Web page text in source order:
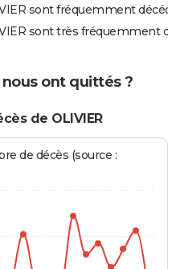
sont fréquemment
sont très fréquemment
nous ont quittés ?
de OLIVIER
de décès (source :